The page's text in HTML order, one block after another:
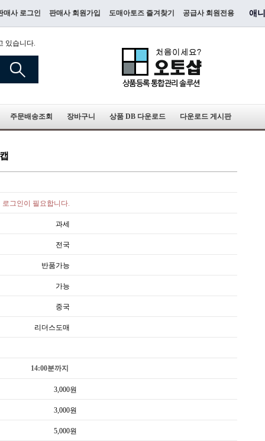
매사 로그인 판매사 회원가입 도매아토즈 즐겨찾기 공급사 회원전용 애
있습니다.
주문배송조회 장바구니 상품 DB 다운로드 다운로드 게시판
로그인이 필요합니다.
과세
전국
반품가능
가능
중국
리더스도매
14:00분까지
3,000원
3,000원
5,000원